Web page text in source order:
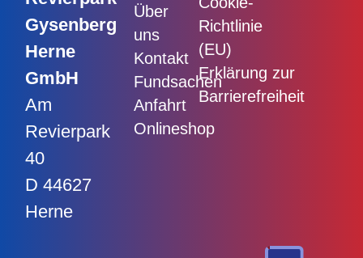
Gysenberg
Herne
GmbH
Am
Revierpark
40
D 44627
Herne
Über
uns
Kontakt
Fundsachen
Anfahrt
Onlineshop
Richtlinie
(EU)
Erklärung zur
Barrierefreiheit